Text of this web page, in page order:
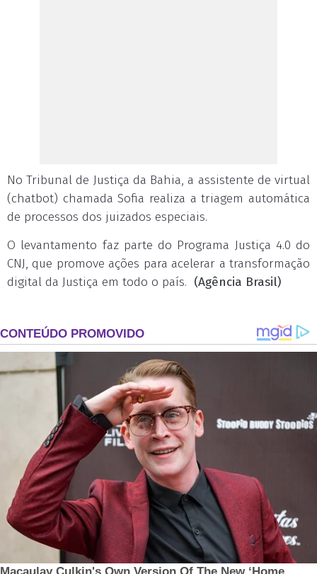
No Tribunal de Justiça da Bahia, a assistente de virtual
(chatbot) chamada Sofia realiza a triagem automática
de processos dos juizados especiais.
O levantamento faz parte do Programa Justiça 4.0 do
CNJ, que promove ações para acelerar a transformação
digital da Justiça em todo o país. (Agência Brasil)